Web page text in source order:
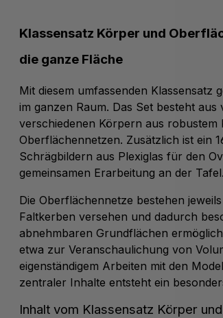
Klassensatz Körper und
die ganze Fläche
Mit diesem umfassenden Klassensatz
im ganzen Raum. Das Set besteht aus
verschiedenen Körpern aus
Oberflächennetzen. Zusätzlich ist ein
Schrägbildern aus Plexiglas für den
gemeinsamen Erarbeitung an der Tafel.
Die Oberflächennetze bestehen
Faltkerben versehen und dadurch
abnehmbaren Grundflächen
etwa zur Veranschaulichung von
eigenständigem Arbeiten mit den
zentraler Inhalte entsteht ein
Inhalt vom Klassensatz Körper